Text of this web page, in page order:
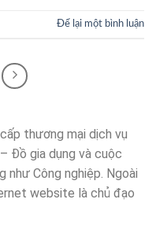
Để lại một bình luận
thương mại dịch vụ
Đồ gia dụng và cuộc
như Công nghiệp. Ngoài
website là chủ đạo